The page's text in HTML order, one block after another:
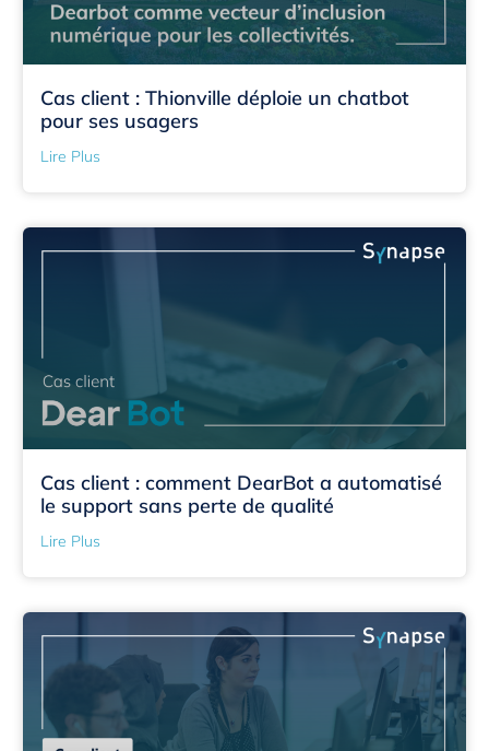
Cas client : Thionville déploie un chatbot
pour ses usagers
Lire Plus
Cas client : comment DearBot a automatisé
le support sans perte de qualité
Lire Plus